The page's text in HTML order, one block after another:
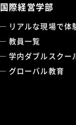
国際経営学部
リアルな現場で体
教員一覧
学内ダブルスクー
グローバル教育